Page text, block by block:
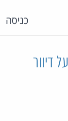
כניסה
דיוור